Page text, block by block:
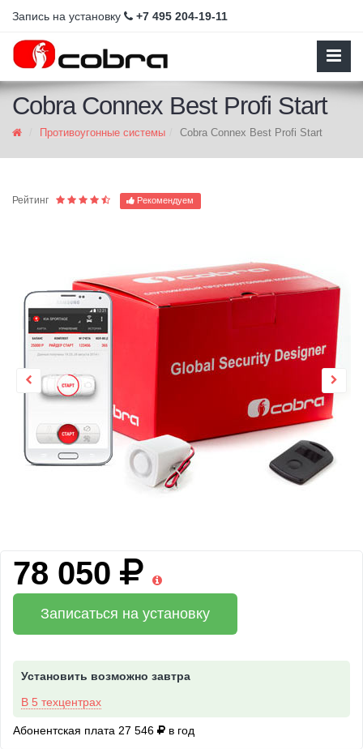
Запись на установку +7 495 204-19-11
Cobra Connex Best Profi Start
Противоугонные системы Cobra Connex Best Profi Start
Рейтинг Рекомендуем
78 050
Записаться на установку
Установить возможно завтра
В 5 техцентрах
Абонентская плата 27 546 в год